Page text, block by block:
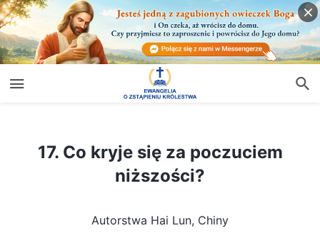
17. Co kryje się za poczuciem niższości?
17. Co kryje się za poczuciem
niższości?
Autorstwa Hai Lun, Chiny